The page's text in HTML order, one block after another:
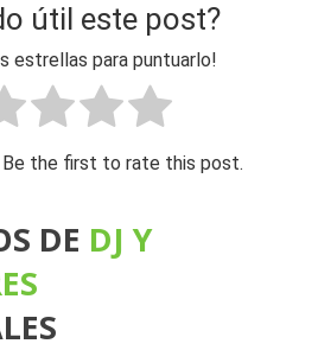
útil este post?
estrellas para puntuarlo!
the first to rate this post.
DE DJ Y